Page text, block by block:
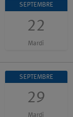
SEPTEMBRE
22
Mardi
SEPTEMBRE
29
Mardi